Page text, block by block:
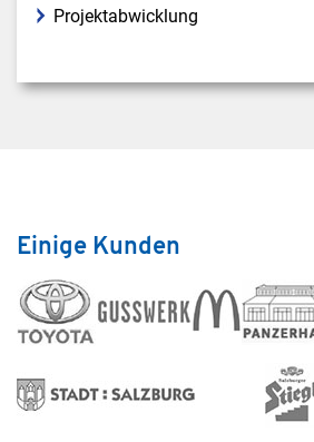
Projektabwicklung
Einige Kunden